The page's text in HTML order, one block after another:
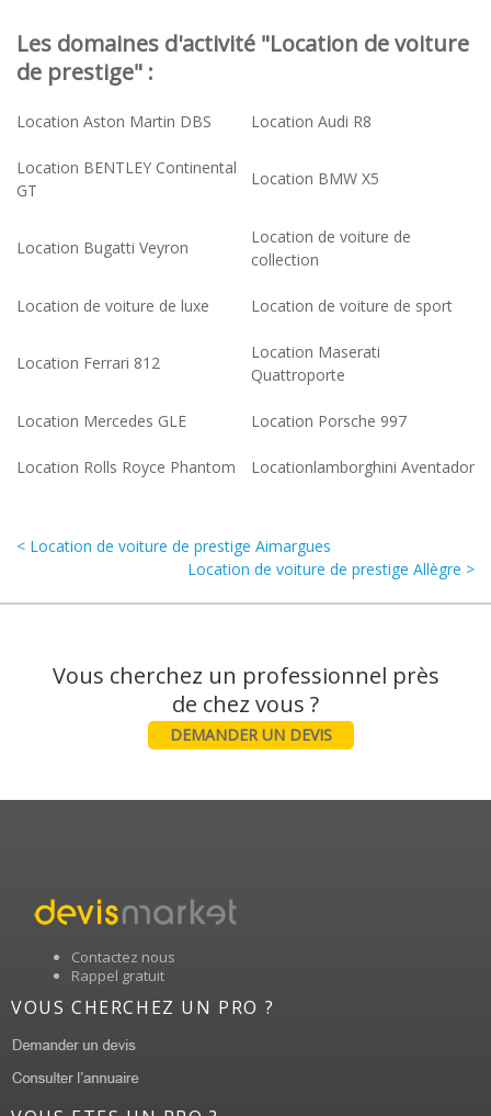
Les domaines d'activité "Location de voiture
de prestige" :
Location Aston Martin DBS Location Audi R8
Location BENTLEY Continental
GT
Location BMW X5
Location Bugatti Veyron
Location de voiture de
collection
Location de voiture de luxe Location de voiture de sport
Location Ferrari 812
Location Maserati
Quattroporte
Location Mercedes GLE Location Porsche 997
Location Rolls Royce Phantom Locationlamborghini Aventador
< Location de voiture de prestige Aimargues
Location de voiture de prestige Allègre >
Vous cherchez un professionnel près
DEMANDER UN DEVIS
Contactez nous
Rappel gratuit
VOUS CHERCHEZ UN PRO ?